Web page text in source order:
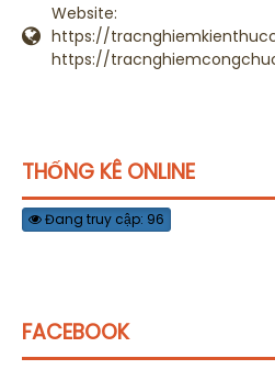
Website:
https://
https://
THỐNG KÊ ONLINE
Đang truy cập: 96
FACEBOOK